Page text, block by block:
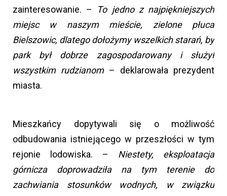
zainteresowanie. –
To jedno z najpiękniejszych
miejsc w naszym mieście, zielone płuca
Bielszowic, dlatego dołożymy wszelkich starań, by
park był dobrze zagospodarowany i służył
wszystkim rudzianom– deklarowała prezydent
miasta.
Mieszkańcy dopytywali się o możliwość
odbudowania istniejącego w przeszłości w tym
rejonie lodowiska. – Niestety, eksploatacja
górnicza doprowadziła na tym terenie do
zachwiania stosunków wodnych, w związku